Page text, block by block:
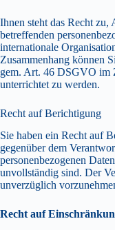
Ihnen steht das Recht zu,
betreffenden
internationale
Zusammenhang können
gem. Art. 46 DSGVO im
unterrichtet zu werden.
Recht auf Berichtigung
Sie haben ein Recht auf
gegenüber dem
personenbezogenen
unvollständig sind. Der
unverzüglich
Recht auf